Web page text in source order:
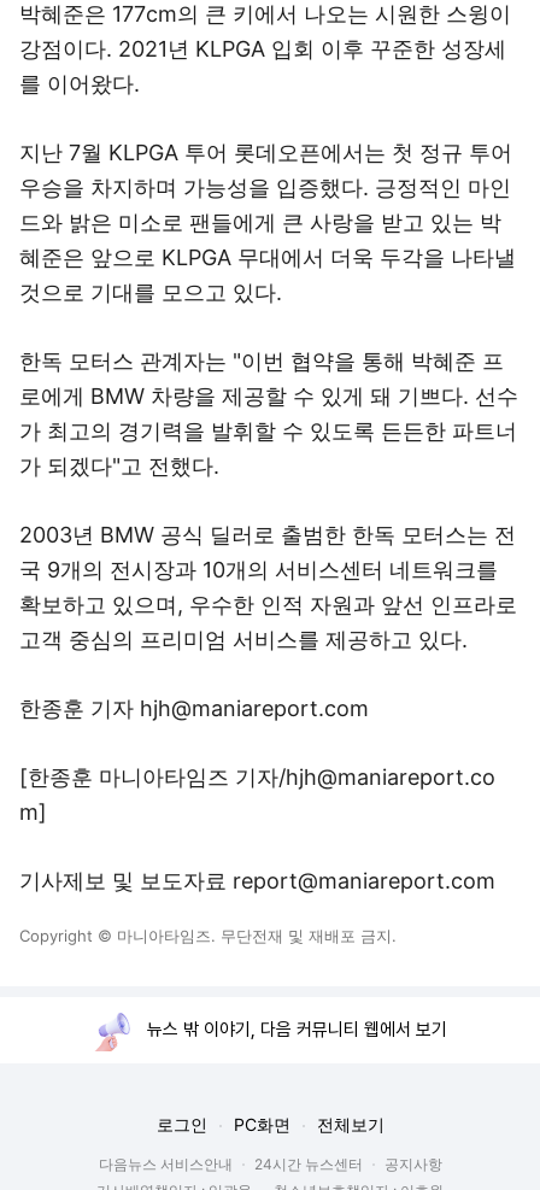
박혜준은 177cm의 큰 키에서 나오는 시원한 스윙이
강점이다. 2021년 KLPGA 입회 이후 꾸준한 성장세
를 이어왔다.
지난 7월 KLPGA 투어 롯데오픈에서는 첫 정규 투어
우승을 차지하며 가능성을 입증했다. 긍정적인 마인
드와 밝은 미소로 팬들에게 큰 사랑을 받고 있는 박
혜준은 앞으로 KLPGA 무대에서 더욱 두각을 나타낼
것으로 기대를 모으고 있다.
한독 모터스 관계자는 "이번 협약을 통해 박혜준 프
로에게 BMW 차량을 제공할 수 있게 돼 기쁘다. 선수
가 최고의 경기력을 발휘할 수 있도록 든든한 파트너
가 되겠다"고 전했다.
2003년 BMW 공식 딜러로 출범한 한독 모터스는 전
국 9개의 전시장과 10개의 서비스센터 네트워크를
확보하고 있으며, 우수한 인적 자원과 앞선 인프라로
고객 중심의 프리미엄 서비스를 제공하고 있다.
한종훈 기자 hjh@maniareport.com
[한종훈 마니아타임즈 기자/hjh@maniareport.co
m]
기사제보 및 보도자료 report@maniareport.com
Copyright © 마니아타임즈. 무단전재 및 재배포 금지.
뉴스 밖 이야기, 다음 커뮤니티 웹에서 보기
로그인 PC화면 전체보기
다음뉴스 서비스안내 24시간 뉴스센터
공지사항